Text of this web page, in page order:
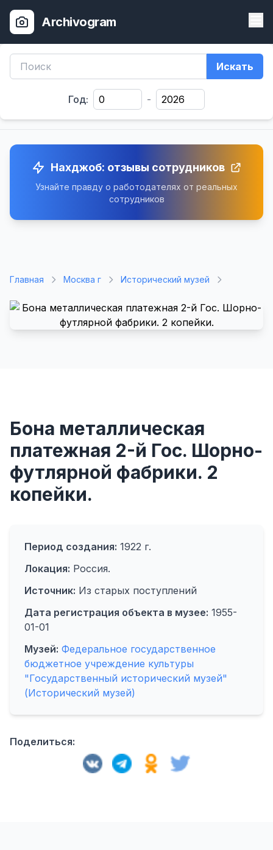
Archivogram
Искать
Год: -
Нахджоб: отзывы сотрудников
Узнайте правду о работодателях от реальных
сотрудников
Главная Москва г Исторический музей
Бона металлическая
платежная 2-й Гос. Шорно-
футлярной фабрики. 2
копейки.
Период создания: 1922 г.
Локация: Россия.
Источник: Из старых поступлений
Дата регистрация объекта в музее: 1955-
01-01
Музей: Федеральное государственное
бюджетное учреждение культуры
"Государственный исторический музей"
(Исторический музей)
Поделиться: